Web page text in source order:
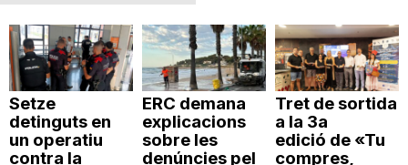
Setze
detinguts en
un operatiu
contra la
ERC demana
explicacions
sobre les
denúncies pel
Tret de sortida
a la 3a
edició de «Tu
compres,